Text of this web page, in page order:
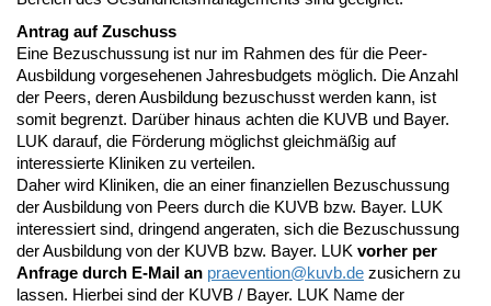
Antrag auf Zuschuss
Eine Bezuschussung ist nur im Rahmen des für die Peer-
Ausbildung vorgesehenen Jahresbudgets möglich. Die Anzahl
der Peers, deren Ausbildung bezuschusst werden kann, ist
somit begrenzt. Darüber hinaus achten die KUVB und Bayer.
LUK darauf, die Förderung möglichst gleichmäßig auf
interessierte Kliniken zu verteilen.
Daher wird Kliniken, die an einer finanziellen Bezuschussung
der Ausbildung von Peers durch die KUVB bzw. Bayer. LUK
interessiert sind, dringend angeraten, sich die Bezuschussung
der Ausbildung von der KUVB bzw. Bayer. LUK vorher per
Anfrage durch E-Mail an praevention@kuvb.de zusichern zu
lassen. Hierbei sind der KUVB / Bayer. LUK Name der